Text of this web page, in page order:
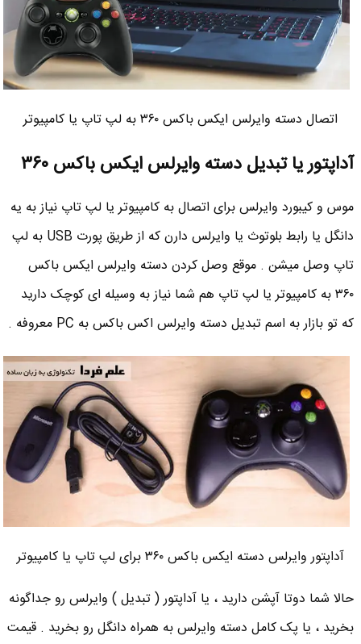
اتصال دسته وایرلس ایکس باکس ۳۶۰ به لپ تاپ یا کامپیوتر
آداپتور یا تبدیل دسته وایرلس ایکس باکس ۳۶۰
موس و کیبورد وایرلس برای اتصال به کامپیوتر یا لپ تاپ نیاز به یه
دانگل یا رابط بلوتوث یا وایرلس دارن که از طریق پورت USB به لپ
تاپ وصل میشن . موقع وصل کردن دسته وایرلس ایکس باکس
۳۶۰ به کامپیوتر یا لپ تاپ هم شما نیاز به وسیله ای کوچک دارید
که تو بازار به اسم تبدیل دسته وایرلس اکس باکس به PC معروفه .
آداپتور وایرلس دسته ایکس باکس ۳۶۰ برای لپ تاپ یا کامپیوتر
حالا شما دوتا آپشن دارید ، یا آداپتور ( تبدیل ) وایرلس رو جداگونه
بخرید ، یا پک کامل دسته وایرلس به همراه دانگل رو بخرید . قیمت